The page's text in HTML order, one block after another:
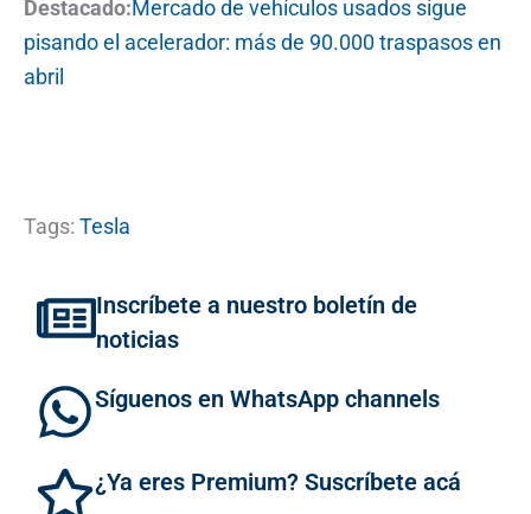
Destacado:Mercado de vehículos usados sigue
pisando el acelerador: más de 90.000 traspasos en
abril
Tags: Tesla
Inscríbete a nuestro boletín de
noticias
Síguenos en WhatsApp channels
¿Ya eres Premium? Suscríbete acá